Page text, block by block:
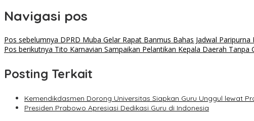
Navigasi pos
Pos sebelumnya DPRD Muba Gelar Rapat Banmus Bahas Jadwal
Pos berikutnya Tito Karnavian Sampaikan Pelantikan Kepala Daerah Tanpa
Posting Terkait
Kemendikdasmen Dorong Universitas Siapkan Guru Unggul lewat
Presiden Prabowo Apresiasi Dedikasi Guru di Indonesia